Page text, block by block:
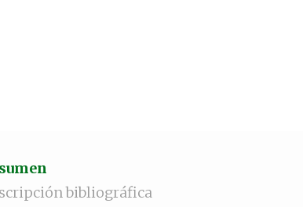
bibliográfica